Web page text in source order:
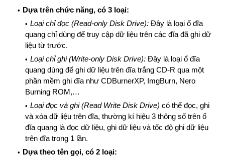
Dựa trên chức năng, có 3 loại:
Loại chỉ đọc (Read-only Disk Drive): Đây là loại ổ đĩa
quang chỉ dùng để truy cập dữ liệu trên các đĩa đã ghi dữ
liệu từ trước.
Loại chỉ ghi (Write-only Disk Drive): Đây là loại ổ đĩa
quang dùng để ghi dữ liệu trên đĩa trắng CD-R qua một
phần mềm ghi đĩa như CDBurnerXP, ImgBurn, Nero
Burning ROM,…
Loại đọc và ghi (Read Write Disk Drive) có thể đọc, ghi
và xóa dữ liệu trên đĩa, thường kí hiệu 3 thông số trên ổ
đĩa quang là đọc dữ liệu, ghi dữ liệu và tốc độ ghi dữ liệu
trên đĩa trong 1 lần.
Dựa theo tên gọi, có 2 loại: